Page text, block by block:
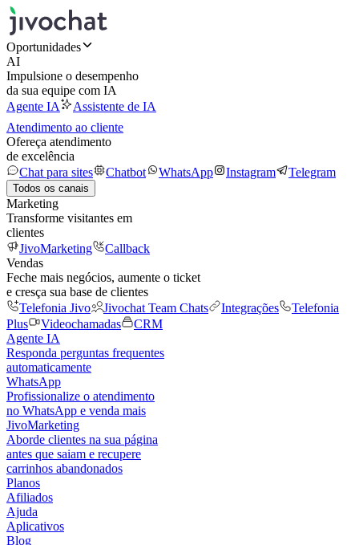
Oportunidades
AI
Impulsione o desempenho
da sua equipe com IA
Agente IA
Assistente de IA
Atendimento ao cliente
Ofereça atendimento
de excelência
Chat para sites
Chatbot WhatsApp Instagram Telegram
Todos os canais
Marketing
Transforme visitantes em
clientes
JivoMarketing
Callback
Vendas
Feche mais negócios, aumente o ticket
e cresça sua base de clientes
Telefonia Jivo
Jivochat Team Chats Integrações
Telefonia
Plus
Videochamadas
CRM
Agente IA
Responda perguntas frequentes
automaticamente
WhatsApp
Profissionalize o atendimento
no WhatsApp e venda mais
JivoMarketing
Aborde clientes na sua página
antes que saiam e recupere
carrinhos abandonados
Planos
Afiliados
Ajuda
Aplicativos
Blog